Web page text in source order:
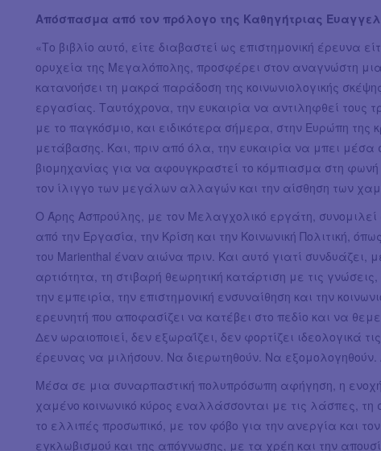
Απόσπασμα από τον πρόλογο της Καθηγήτριας
«Το βιβλίο αυτό, είτε διαβαστεί ως επιστημονική έρευνα
ορυχεία της Μεγαλόπολης, προσφέρει στον αναγνώστη
κατανοήσει τη μακρά παράδοση της κοινωνιολογικής
εργασίας. Ταυτόχρονα, την ευκαιρία να αντιληφθεί τους
με το παγκόσμιο, και ειδικότερα σήμερα, στην Ευρώπη της
μετάβασης. Και, πριν από όλα, την ευκαιρία να μπει μέσα
βιομηχανίας για να αφουγκραστεί το κόμπιασμα στη
τον ίλιγγο των μεγάλων αλλαγών και την αίσθηση των
O Άρης Ασπρούλης, με τον Μελαγχολικό εργάτη,
από την Εργασία, την Κρίση και την Κοινωνική Πολιτική,
του Marienthal έναν αιώνα πριν. Και αυτό γιατί συνδυάζει,
αρτιότητα, τη στιβαρή θεωρητική κατάρτιση με τις
την εμπειρία, την επιστημονική ενσυναίθηση και την
ερευνητή που αποφασίζει να κατέβει στο πεδίο και να
Δεν ωραιοποιεί, δεν εξωραΐζει, δεν φορτίζει ιδεολογικά
έρευνας να μιλήσουν. Να διερωτηθούν. Να εξομολογηθούν.
Μέσα σε μια συναρπαστική πολυπρόσωπη αφήγηση, η
χαμένο κοινωνικό κύρος εναλλάσσονται με τις λάσπες,
το ελλιπές προσωπικό, με τον φόβο για την ανεργία και
εγκλωβισμού και της απόγνωσης, με τα χρέη και την